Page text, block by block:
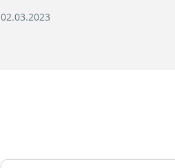
02.03.2023